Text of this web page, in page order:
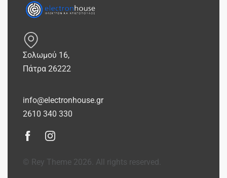
Σολωμού 16,
Πάτρα 26222
info@electronhouse.gr
2610 340 330
© Rey Theme 2026. All rights reserved.